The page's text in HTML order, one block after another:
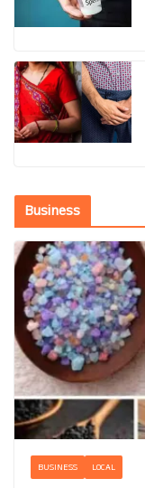
Business
BUSINESS LOCAL